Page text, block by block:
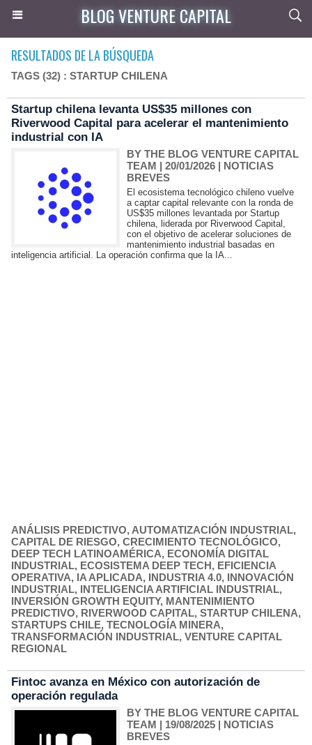
BLOG VENTURE CAPITAL
RESULTADOS DE LA BÚSQUEDA
TAGS (32) : STARTUP CHILENA
Startup chilena levanta US$35 millones con
Riverwood Capital para acelerar el mantenimiento
industrial con IA
BY THE BLOG VENTURE CAPITAL
TEAM | 20/01/2026 | NOTICIAS
BREVES
El ecosistema tecnológico chileno vuelve
a captar capital relevante con la ronda de
US$35 millones levantada por Startup
chilena, liderada por Riverwood Capital,
con el objetivo de acelerar soluciones de
mantenimiento industrial basadas en
inteligencia artificial. La operación confirma que la IA...
ANÁLISIS PREDICTIVO, AUTOMATIZACIÓN INDUSTRIAL,
CAPITAL DE RIESGO, CRECIMIENTO TECNOLÓGICO,
DEEP TECH LATINOAMÉRICA, ECONOMÍA DIGITAL
INDUSTRIAL, ECOSISTEMA DEEP TECH, EFICIENCIA
OPERATIVA, IA APLICADA, INDUSTRIA 4.0, INNOVACIÓN
INDUSTRIAL, INTELIGENCIA ARTIFICIAL INDUSTRIAL,
INVERSIÓN GROWTH EQUITY, MANTENIMIENTO
PREDICTIVO, RIVERWOOD CAPITAL, STARTUP CHILENA,
STARTUPS CHILE, TECNOLOGÍA MINERA,
TRANSFORMACIÓN INDUSTRIAL, VENTURE CAPITAL
REGIONAL
Fintoc avanza en México con autorización de
operación regulada
BY THE BLOG VENTURE CAPITAL
TEAM | 19/08/2025 | NOTICIAS
BREVES